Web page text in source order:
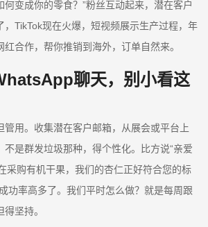
何变成你的零食？”粉丝互动起来，潜在客户
，TikTok现在火爆，短视频展示生产过程，年
合作，帮你推销到海外，订单自然来。
聊天，别小看这
管用。收集潜在客户邮箱，从展会或平台上
不是群发垃圾那种，得个性化。比方说“亲爱
采购有机干果，我们的杏仁正好符合您的标
功率高多了。我们平时怎么做？就是每周跟
坚持。